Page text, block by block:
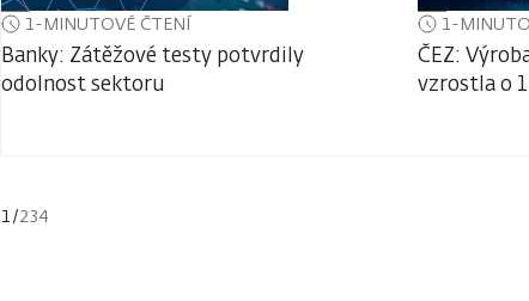
1-MINUTOVÉ ČTENÍ
Banky: Zátěžové testy potvrdily
odolnost sektoru
1-
ČEZ:
vzrostla o
1 /234